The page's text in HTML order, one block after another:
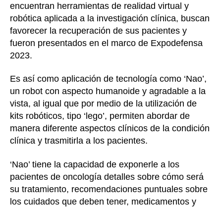
encuentran herramientas de realidad virtual y
robótica aplicada a la investigación clínica, buscan
favorecer la recuperación de sus pacientes y
fueron presentados en el marco de Expodefensa
2023.
Es así como aplicación de tecnología como ‘Nao’,
un robot con aspecto humanoide y agradable a la
vista, al igual que por medio de la utilización de
kits robóticos, tipo ‘lego’, permiten abordar de
manera diferente aspectos clínicos de la condición
clínica y trasmitirla a los pacientes.
‘Nao’ tiene la capacidad de exponerle a los
pacientes de oncología detalles sobre cómo será
su tratamiento, recomendaciones puntuales sobre
los cuidados que deben tener, medicamentos y